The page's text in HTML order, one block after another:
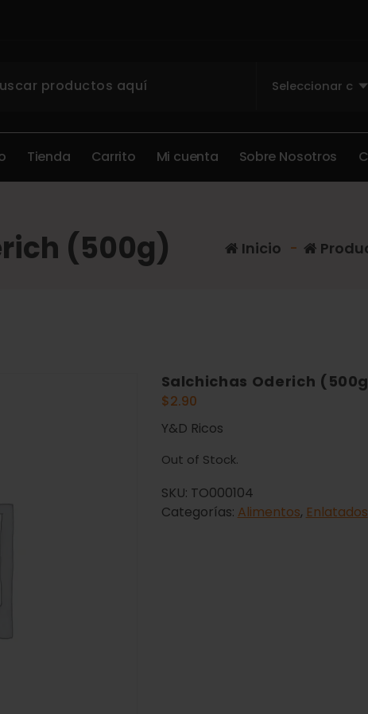
Tienda Carrito Mi cuenta Sobre Nosotros
(500g) Inicio -
Salchichas Oderich
$2.90
Y&D Ricos
Out of Stock.
SKU: TO000104
Categorías: Alimentos, Enlatados